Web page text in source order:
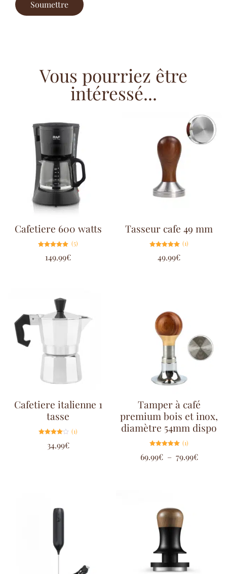
Vous pourriez être
intéressé...
Cafetiere 600 watts
5.00
sur 5
(5)
149.99€
Tasseur cafe 49 mm
5.00
sur 5
(1)
49.99€
Cafetiere italienne 1
tasse
4.00
sur 5
(1)
34.99€
Tamper à café
premium bois et inox,
diamètre 54mm dispo
5.00
sur 5
(1)
69.99€ – 79.99€